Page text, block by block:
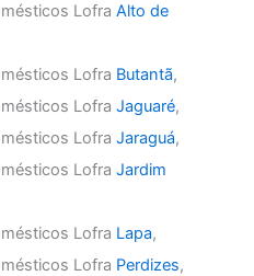
LofraAlto de
Lofra Butantã,
LofraJaguaré,
LofraJaraguá,
LofraJardim
Lofra Lapa,
Lofra Perdizes,